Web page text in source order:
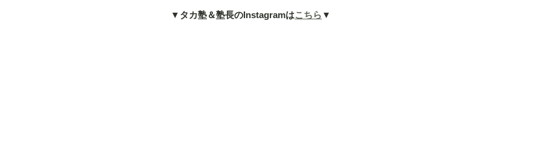
▼タカ塾＆塾長のInstagramはこちら ▼